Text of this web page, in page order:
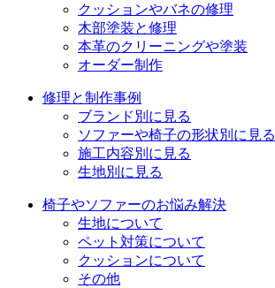
クッションやバネの修理
木部塗装と修理
本革のクリーニングや塗装
オーダー制作
修理と制作事例
ブランド別に見る
ソファーや椅子の形状別に見る
施工内容別に見る
生地別に見る
椅子やソファーのお悩み解決
生地について
ペット対策について
クッションについて
その他